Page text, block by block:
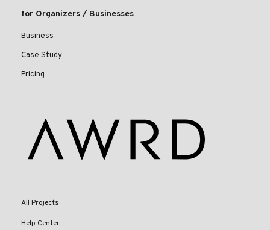
for Organizers / Businesses
Business
Case Study
Pricing
All Projects
Help Center